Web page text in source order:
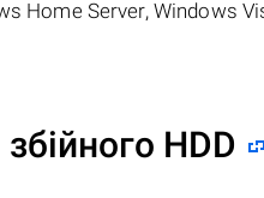
Home Server, Windows
HDD